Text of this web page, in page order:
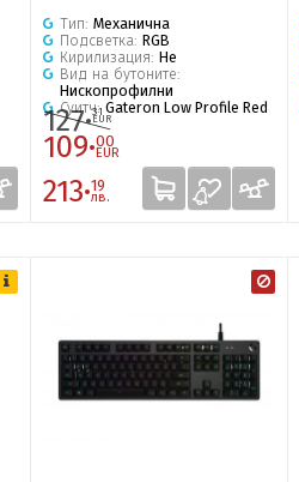
Тип: Механична
Подсветка: RGB
Кирилизация: Не
Вид на бутоните:
Нископрофилни
Суитч: Gateron Low Profile Red
127·31
EUR
109·00
EUR
213·19
лв.